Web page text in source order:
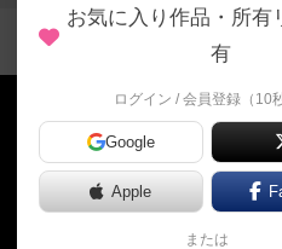
作品紹介 ピラ
お気に入り作品・所有
有
ログイン / 会員登録（10秒
Google
Apple
または